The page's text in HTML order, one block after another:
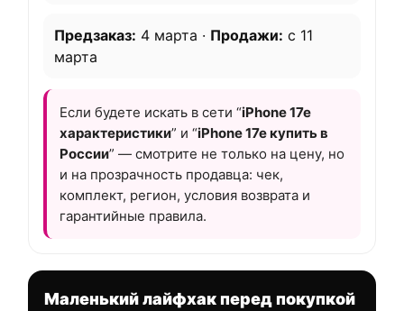
Предзаказ: 4 марта · Продажи: с 11
марта
Если будете искать в сети “iPhone 17e
характеристики” и “iPhone 17e купить в
России” — смотрите не только на цену, но
и на прозрачность продавца: чек,
комплект, регион, условия возврата и
гарантийные правила.
Маленький лайфхак перед покупкой